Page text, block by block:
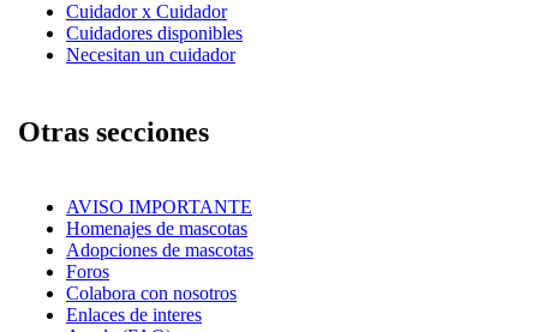
Cuidador x Cuidador
Cuidadores disponibles
Necesitan un cuidador
Otras secciones
AVISO IMPORTANTE
Homenajes de mascotas
Adopciones de mascotas
Foros
Colabora con nosotros
Enlaces de interes